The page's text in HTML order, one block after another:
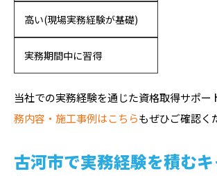
高い(現場実務経験が基礎)
実務期間中に習得
当社での実務経験を通じた資格取得サポー
務内容・施工事例はこちらもぜひご確認く
古河市で実務経験を積む